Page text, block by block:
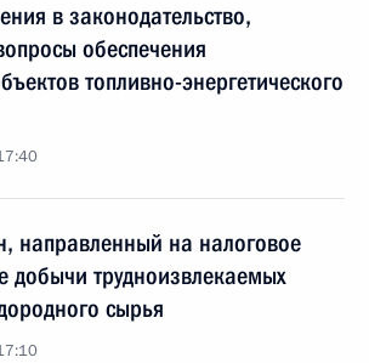
в законодательство,
обеспечения
топливно-энергетического
направленный на налоговое
добычи трудноизвлекаемых
сырья